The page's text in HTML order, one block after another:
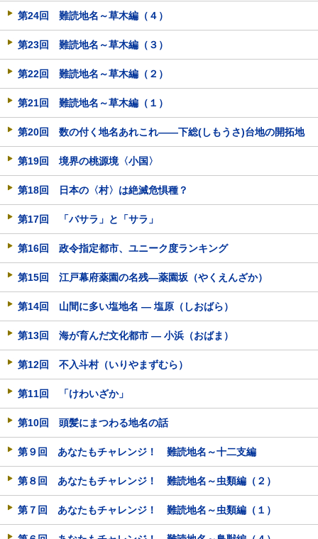
第24回 難読地名～草木編（４）
第23回 難読地名～草木編（３）
第22回 難読地名～草木編（２）
第21回 難読地名～草木編（１）
第20回 数の付く地名あれこれ――下総(しもうさ)台地の開拓地
第19回 境界の桃源境〈小国〉
第18回 日本の〈村〉は絶滅危惧種？
第17回 「バサラ」と「サラ」
第16回 政令指定都市、ユニーク度ランキング
第15回 江戸幕府薬園の名残―薬園坂（やくえんざか）
第14回 山間に多い塩地名 ― 塩原（しおばら）
第13回 海が育んだ文化都市 ― 小浜（おばま）
第12回 不入斗村（いりやまずむら）
第11回 「けわいざか」
第10回 頭髪にまつわる地名の話
第９回 あなたもチャレンジ！ 難読地名～十二支編
第８回 あなたもチャレンジ！ 難読地名～虫類編（２）
第７回 あなたもチャレンジ！ 難読地名～虫類編（１）